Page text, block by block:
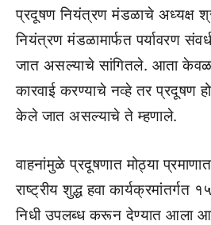
प्रदूषण नियंत्रण मंडळाचे अध्यक्ष
नियंत्रण मंडळामार्फत पर्यावरण
जात असल्याचे सांगितले. आता केवळ
कारवाई करण्याचे नव्हे तर प्रदूषण
केले जात असल्याचे ते म्हणाले.
वाहनांमुळे प्रदूषणात मोठ्या
राष्ट्रीय शुद्ध हवा कार्यक्रमांतर्गत
निधी उपलब्ध करून देण्यात आला